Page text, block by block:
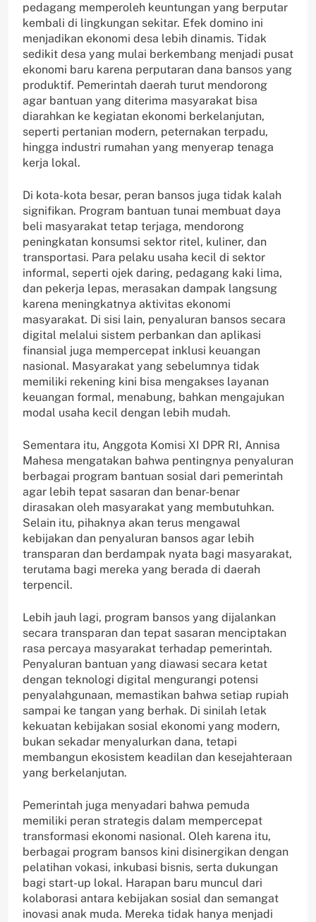
pedagang memperoleh keuntungan yang berputar
kembali di lingkungan sekitar. Efek domino ini
menjadikan ekonomi desa lebih dinamis. Tidak
sedikit desa yang mulai berkembang menjadi pusat
ekonomi baru karena perputaran dana bansos yang
produktif. Pemerintah daerah turut mendorong
agar bantuan yang diterima masyarakat bisa
diarahkan ke kegiatan ekonomi berkelanjutan,
seperti pertanian modern, peternakan terpadu,
hingga industri rumahan yang menyerap tenaga
kerja lokal.
Di kota-kota besar, peran bansos juga tidak kalah
signifikan. Program bantuan tunai membuat daya
beli masyarakat tetap terjaga, mendorong
peningkatan konsumsi sektor ritel, kuliner, dan
transportasi. Para pelaku usaha kecil di sektor
informal, seperti ojek daring, pedagang kaki lima,
dan pekerja lepas, merasakan dampak langsung
karena meningkatnya aktivitas ekonomi
masyarakat. Di sisi lain, penyaluran bansos secara
digital melalui sistem perbankan dan aplikasi
finansial juga mempercepat inklusi keuangan
nasional. Masyarakat yang sebelumnya tidak
memiliki rekening kini bisa mengakses layanan
keuangan formal, menabung, bahkan mengajukan
modal usaha kecil dengan lebih mudah.
Sementara itu, Anggota Komisi XI DPR RI, Annisa
Mahesa mengatakan bahwa pentingnya penyaluran
berbagai program bantuan sosial dari pemerintah
agar lebih tepat sasaran dan benar-benar
dirasakan oleh masyarakat yang membutuhkan.
Selain itu, pihaknya akan terus mengawal
kebijakan dan penyaluran bansos agar lebih
transparan dan berdampak nyata bagi masyarakat,
terutama bagi mereka yang berada di daerah
terpencil.
Lebih jauh lagi, program bansos yang dijalankan
secara transparan dan tepat sasaran menciptakan
rasa percaya masyarakat terhadap pemerintah.
Penyaluran bantuan yang diawasi secara ketat
dengan teknologi digital mengurangi potensi
penyalahgunaan, memastikan bahwa setiap rupiah
sampai ke tangan yang berhak. Di sinilah letak
kekuatan kebijakan sosial ekonomi yang modern,
bukan sekadar menyalurkan dana, tetapi
membangun ekosistem keadilan dan kesejahteraan
yang berkelanjutan.
Pemerintah juga menyadari bahwa pemuda
memiliki peran strategis dalam mempercepat
transformasi ekonomi nasional. Oleh karena itu,
berbagai program bansos kini disinergikan dengan
pelatihan vokasi, inkubasi bisnis, serta dukungan
bagi start-up lokal. Harapan baru muncul dari
kolaborasi antara kebijakan sosial dan semangat
inovasi anak muda. Mereka tidak hanya menjadi